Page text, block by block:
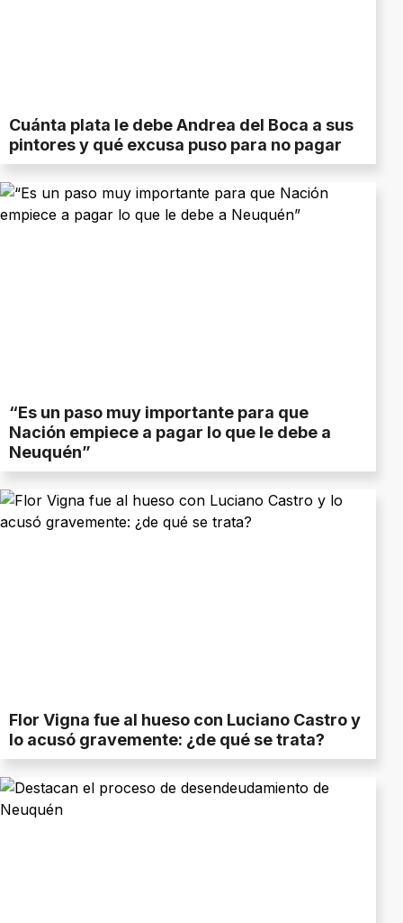
Cuánta plata le debe Andrea del Boca a sus
pintores y qué excusa puso para no pagar
“Es un paso muy importante para que
Nación empiece a pagar lo que le debe a
Neuquén”
Flor Vigna fue al hueso con Luciano Castro y
lo acusó gravemente: ¿de qué se trata?